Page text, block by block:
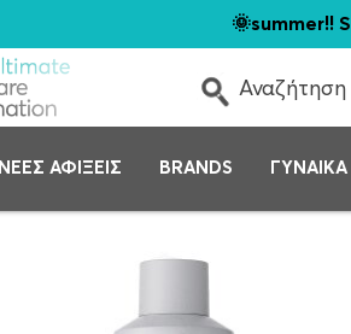
🌞summer!!
Αναζήτηση
ΝΕΕΣ ΑΦΙΞΕΙΣ BRANDS ΓΥΝΑΙΚΑ